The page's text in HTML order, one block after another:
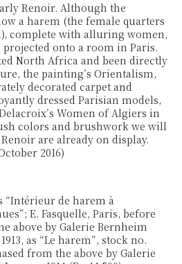
Renoir. Although the
a harem (the female quarters
complete with alluring women,
onto a room in Paris.
North Africa and been directly
the painting’s Orientalism,
decorated carpet and
dressed Parisian models,
Women of Algiers in
colors and brushwork we will
are already on display.
2016)
“Intérieur de harem à
E. Fasquelle, Paris, before
above by Galerie Bernheim
as “Le harem”, stock no.
from the above by Galerie